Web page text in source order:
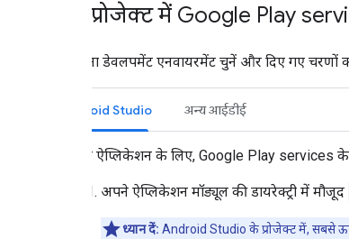
अपने प्रोजेक्ट में Google Play
यहां अपना डेवलपमेंट एनवायरमेंट चुनें और दिए गए
Android Studio अन्य आईडीई
अपने ऐप्लिकेशन के लिए, Google Play services
अपने ऐप्लिकेशन मॉड्यूल की डायरेक्ट्री में मौजूद
ध्यान दें: Android Studio के प्रोजेक्ट में, सबसे